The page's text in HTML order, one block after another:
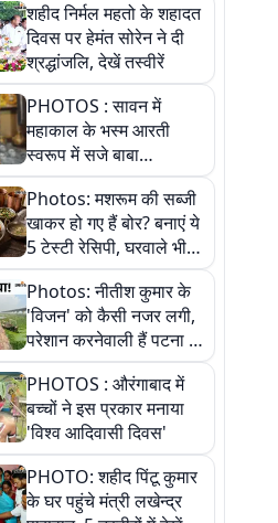
शहीद निर्मल महतो के शहादत
दिवस पर हेमंत सोरेन ने दी
श्रद्धांजलि, देखें तस्वीरें
PHOTOS : सावन में
महाकाल के भस्म आरती
स्वरूप में सजे बाबा
औघड़दानी, तस्वीरों में करें
अद्भुत दर्शन
Photos: मशरूम की सब्जी
खाकर हो गए हैं बोर? बनाएं ये
5 टेस्टी रेसिपी, घरवाले भी
मांगेंगे बार-बार
Photos: नीतीश कुमार के
'विजन' को कैसी नजर लगी,
परेशान करनेवाली हैं पटना में
गंगा घाट की ये 11 तस्वीरें
PHOTOS : औरंगाबाद में
बच्चों ने इस प्रकार मनाया
'विश्व आदिवासी दिवस'
PHOTO: शहीद पिंटू कुमार
के घर पहुंचे मंत्री लखेन्द्र